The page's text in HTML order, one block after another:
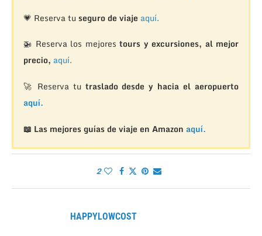
💗 Reserva tu seguro de viaje aquí.
🚁 Reserva los mejorestours y excursiones, al mejor
precio, aquí.
🚀 Reserva tu traslado desde y hacia el aeropuerto
aquí.
📖 Las mejores guías de viaje en Amazon aquí.
2
HAPPYLOWCOST